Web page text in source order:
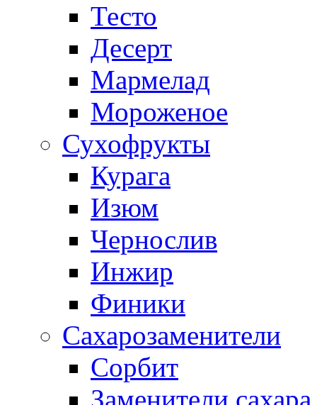
Тесто
Десерт
Мармелад
Мороженое
Сухофрукты
Курага
Изюм
Чернослив
Инжир
Финики
Сахарозаменители
Сорбит